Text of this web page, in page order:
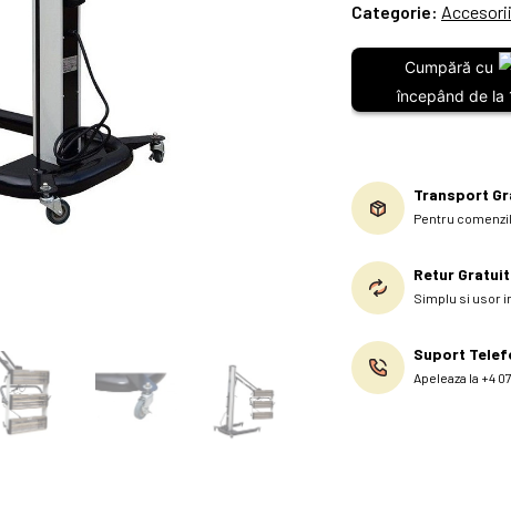
Categorie:
Cumpără cu
începând de la
Transport
Pentru
Retur Gratuit
Simplu si usor
Suport
Apeleaza la +4